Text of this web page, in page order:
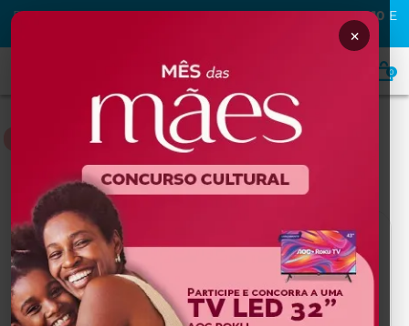
PRIMEIRA COMPRA NA MAFRA? USE O CUPOMMAFRA10 E
0
MEDICAMENTOS
MEDICAMENTOS
×